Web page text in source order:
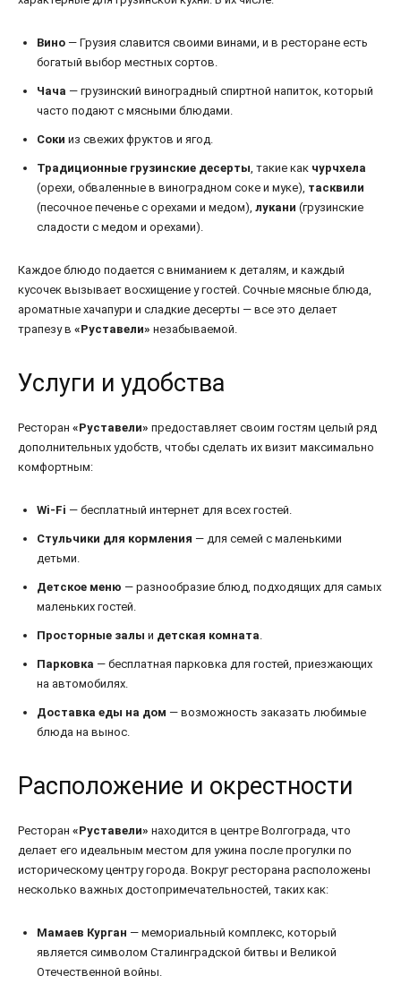
Вино — Грузия славится своими винами, и в ресторане есть
богатый выбор местных сортов.
Чача — грузинский виноградный спиртной напиток, который
часто подают с мясными блюдами.
Соки из свежих фруктов и ягод.
Традиционные грузинские десерты, такие как чурчхела
(орехи, обваленные в виноградном соке и муке), тасквили
(песочное печенье с орехами и медом), лукани (грузинские
сладости с медом и орехами).
Каждое блюдо подается с вниманием к деталям, и каждый
кусочек вызывает восхищение у гостей. Сочные мясные блюда,
ароматные хачапури и сладкие десерты — все это делает
трапезу в «Руставели» незабываемой.
Услуги и удобства
Ресторан «Руставели» предоставляет своим гостям целый ряд
дополнительных удобств, чтобы сделать их визит максимально
комфортным:
Wi-Fi — бесплатный интернет для всех гостей.
Стульчики для кормления — для семей с маленькими
детьми.
Детское меню — разнообразие блюд, подходящих для самых
маленьких гостей.
Просторные залы и детская комната.
Парковка — бесплатная парковка для гостей, приезжающих
на автомобилях.
Доставка еды на дом — возможность заказать любимые
блюда на вынос.
Расположение и окрестности
Ресторан «Руставели» находится в центре Волгограда, что
делает его идеальным местом для ужина после прогулки по
историческому центру города. Вокруг ресторана расположены
несколько важных достопримечательностей, таких как:
Мамаев Курган — мемориальный комплекс, который
является символом Сталинградской битвы и Великой
Отечественной войны.